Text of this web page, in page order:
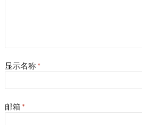
显示名称 *
邮箱 *